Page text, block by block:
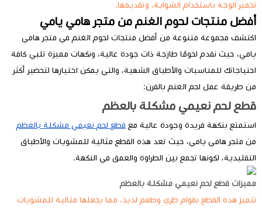
تحمير الوجه باستخدام الشواية، وتقديمها.
أفضل منتجات لحوم الغنم من متجر هامي يامي
اكتشف مجموعة متنوعة من أفضل منتجات لحوم الغنم في متجر هامي
يامي، حيث نقدم لحومًا طازجة ذات جودة عالية، ونكهات مميزة تلبي كافة
احتياجاتك للمناسبات والأطباق الشهية، والتي يمكن اختيارها لتحضير أكثر
من طريقة عمل لحم الغنم بالفرن:
قطع لحم نعيمي مشكلة بالعظم
استمتع بنكهة فريدة وجودة عالية مع قطع لحم نعيمي مشكلة بالعظم
من متجر هامي يامي، حيث تعد هذه القطع مثالية للمشويات والأطباق
التقليدية، لكونها تجمع بين الطراوة والعمق في النكهة.
مميزات قطع لحم نعيمي مشكلة بالعظم
تتميز هذه القطع بقوام طري وطعم لذيذ، مما يجعلها مثالية للمشويات